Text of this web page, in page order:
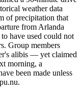
weather data
of precipitation that
from Arlanda
have used could not
Group members
alibis — yet claimed
morning, a
been made unless